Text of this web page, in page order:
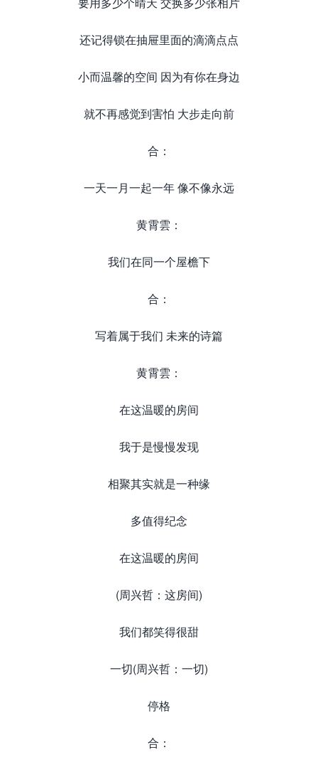
还记得锁在抽屉里面的滴滴点点
小而温馨的空间 因为有你在身边
就不再感觉到害怕 大步走向前
合：
一天一月一起一年 像不像永远
黄霄雲：
我们在同一个屋檐下
合：
写着属于我们 未来的诗篇
黄霄雲：
在这温暖的房间
我于是慢慢发现
相聚其实就是一种缘
多值得纪念
在这温暖的房间
(周兴哲：这房间)
我们都笑得很甜
一切(周兴哲：一切)
停格
合：